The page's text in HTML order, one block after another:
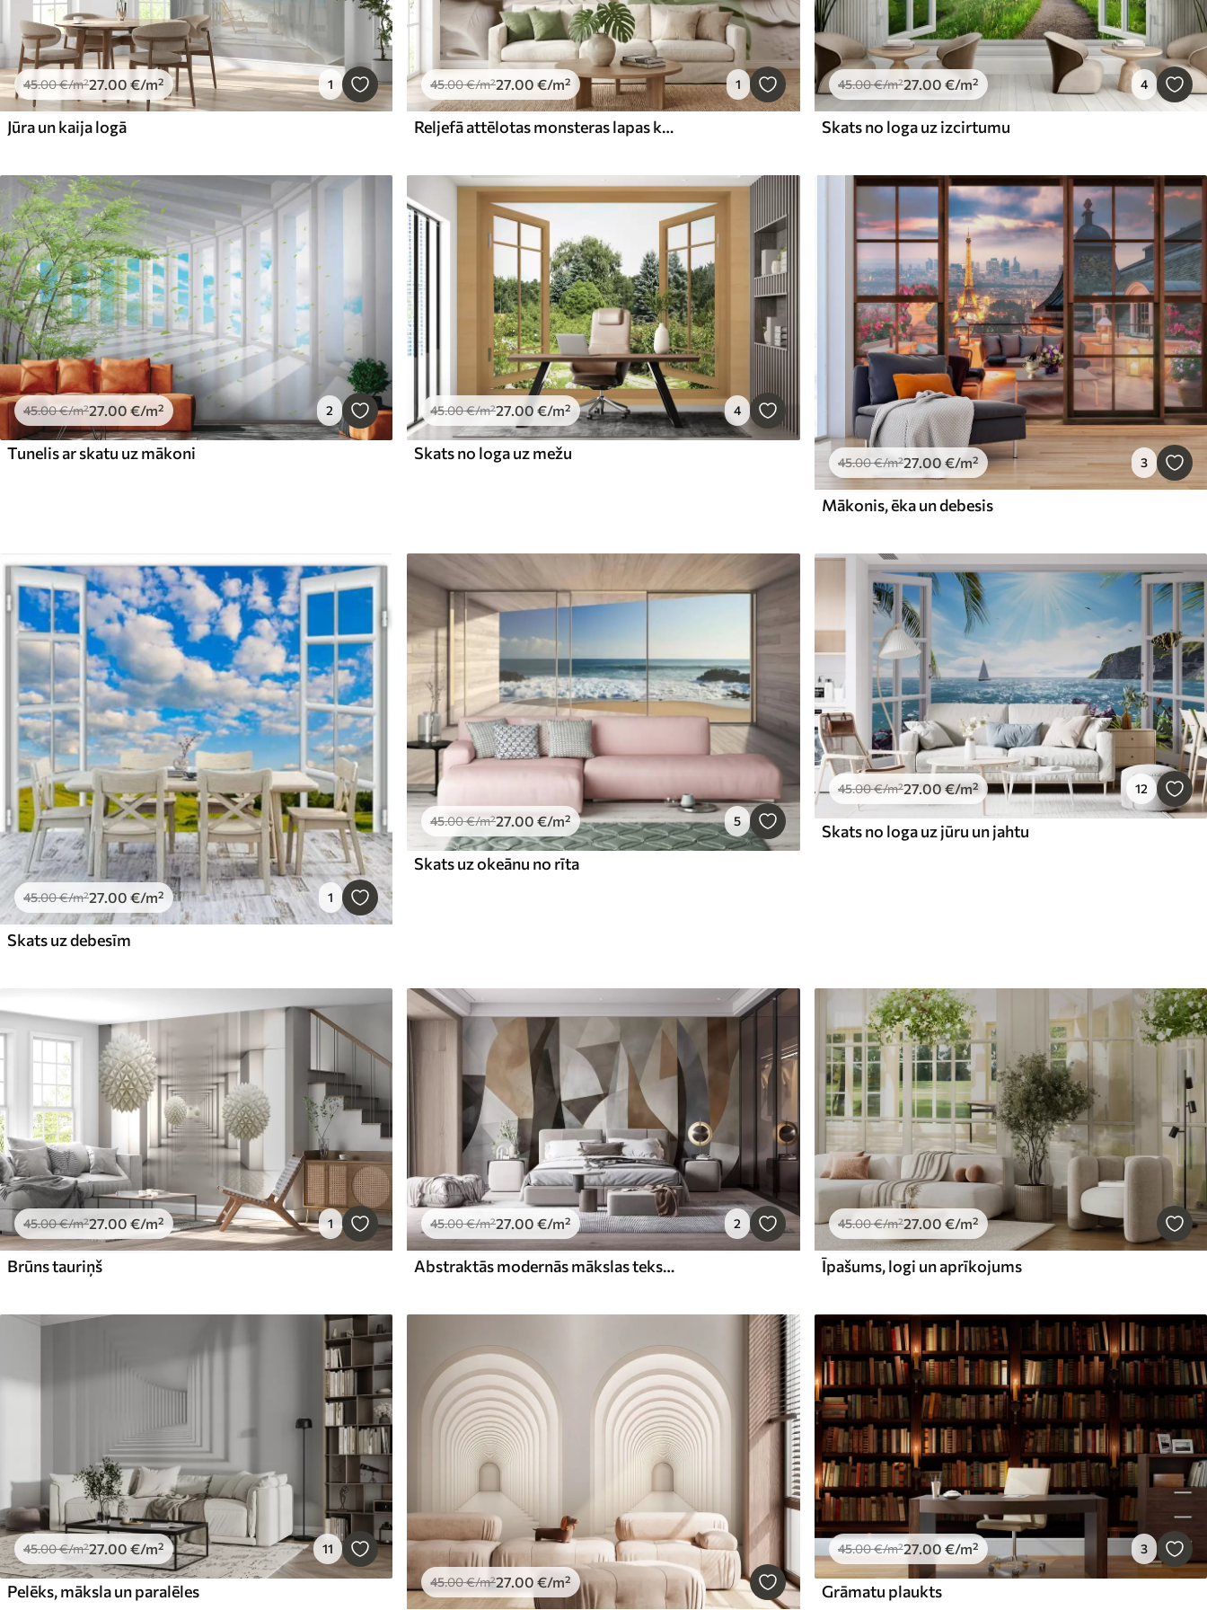
45.00€/m²27.00 €/m² 1
Jūra un kaija logā
45.00€/m²27.00 €/m² 1
Reljefā attēlotas monsteras lapas krēmkrāsas un zaļos toņos
45.00€/m²27.00 €/m² 4
Skats no loga uz izcirtumu
45.00€/m²27.00 €/m² 2
Tunelis ar skatu uz mākoni
45.00€/m²27.00 €/m² 4
Skats no loga uz mežu 45.00€/m²27.00 €/m² 3
Mākonis, ēka un debesis
45.00€/m²27.00 €/m² 1
Skats uz debesīm
45.00€/m²27 .00 €/m² 5
Skats uz okeānu no rīta
45.00€/m²27.00 €/m² 12
Skats no loga uz jūru un jahtu
45.00€/m²27.00 €/m² 1
Brūns tauriņš
45.00€/m²27 .00 €/m² 2
Abstraktās modernās mākslas tekstuālās ģeometriskās formas brūnā, pelēkā un bēšā tonī
45.00€/m²27.00 €/m²
Īpašums, logi un aprīkojums
45.00€/m²27.00 €/m² 11
Pelēks, māksla un paralēles
45.00€/m²27 .00 €/m²
45.00€/m²27.00 €/m² 3
Grāmatu plaukts